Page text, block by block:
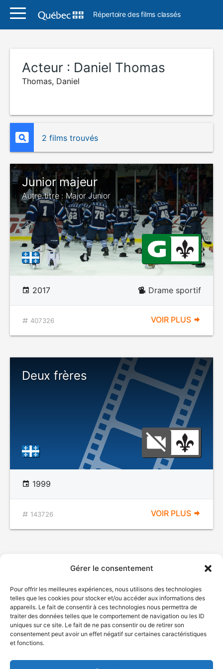
Gérer le consentement
Pour offrir les meilleures expériences, nous utilisons des technologies
telles que les cookies pour stocker et/ou accéder aux informations des
appareils. Le fait de consentir à ces technologies nous permettra de
traiter des données telles que le comportement de navigation ou les ID
uniques sur ce site. Le fait de ne pas consentir ou de retirer son
consentement peut avoir un effet négatif sur certaines caractéristiques
et fonctions.
Répertoire des films classés
Acteur : Daniel Thomas
Thomas, Daniel
2 films trouvés
Junior majeur
Autre titre : Major Junior
2017 Drame sportif
407326 VOIR PLUS
Deux frères
1999
143726 VOIR PLUS
© Gouvernement du Québec, 2026
Plan du site